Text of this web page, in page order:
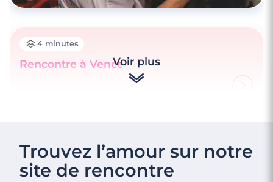
Rencontrez des célibataires à Marseille
4 minutes
Rencontre à VenceVoir plus
Trouvez l’amour sur notre
site de rencontre